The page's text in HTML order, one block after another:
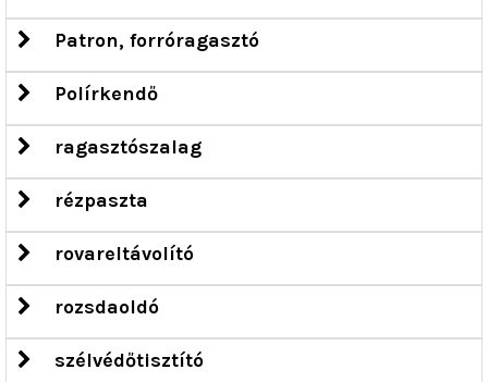
Patron, forróragasztó
Polírkendő
ragasztószalag
rézpaszta
rovareltávolító
rozsdaoldó
szélvédőtisztító